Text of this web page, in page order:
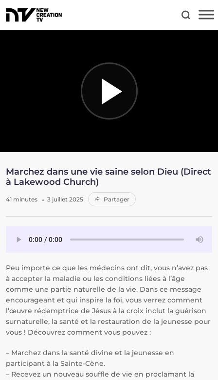
Marchez dans une vie saine selon Dieu (Direct
à Lakewood Church)
41 minutes 3 juillet 2025 Partager
Peu importe ce que les médecins ont dit, vous n’avez pas
à accepter la maladie ou les conditions liées à l’âge
comme une partie naturelle de la vie. Dans ce message
encourageant et qui inspire la foi, vous verrez comment
l’œuvre rédemptrice de Jésus à la croix inclut la guérison
surnaturelle, la santé et la restauration de la jeunesse pour
vous ! Découvrez comment vous pouvez :
– Marchez dans la santé divine et la jeunesse en
participant à la Sainte-Cène.
– Recevez un nouveau souffle de vie en proclamant la